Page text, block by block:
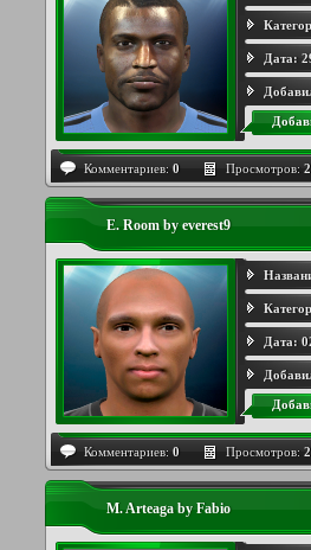
Дата:
Комментариев: 0 Просмотров:
E. Room by everest9
Дата:
Комментариев: 0 Просмотров:
M. Arteaga by Fabio